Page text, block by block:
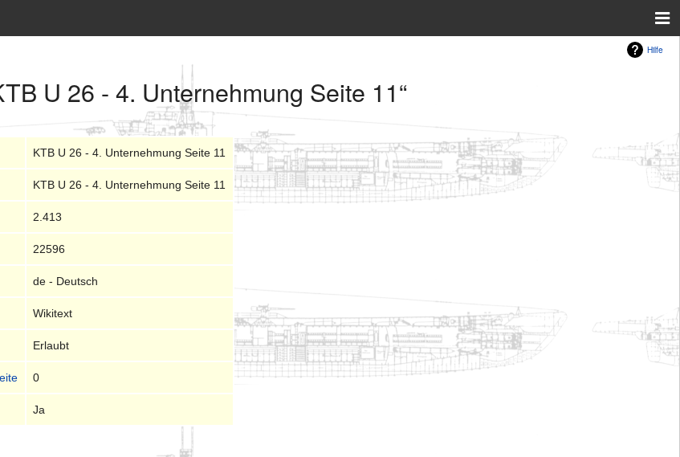
Hilfe
U 26 - 4. Unternehmung Seite 11“
KTB U 26 - 4. Unternehmung Seite 11
KTB U 26 - 4. Unternehmung Seite 11
2.413
22596
de - Deutsch
Wikitext
Erlaubt
0
Ja